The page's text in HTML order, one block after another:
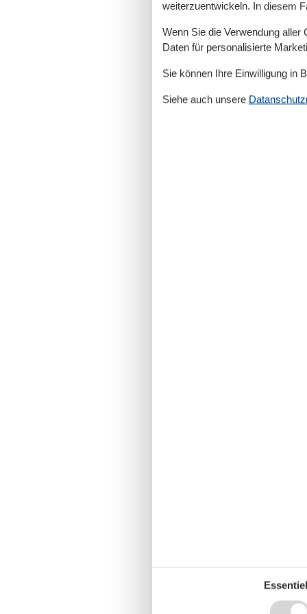
weiterzuentwickeln. In diesem
Wenn Sie die Verwendung
Daten für personalisierte
Sie können Ihre Einwilligung in
Siehe auch unsere